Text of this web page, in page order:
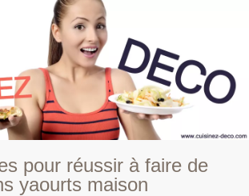
pour réussir à faire de
yaourts maison